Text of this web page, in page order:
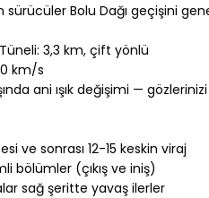
sürücüler Bolu Dağı geçişini
3,3 km, çift yönlü
km/s
ani ışık değişimi — gözlerinizi
ve sonrası 12-15 keskin viraj
bölümler (çıkış ve iniş)
sağ şeritte yavaş ilerler